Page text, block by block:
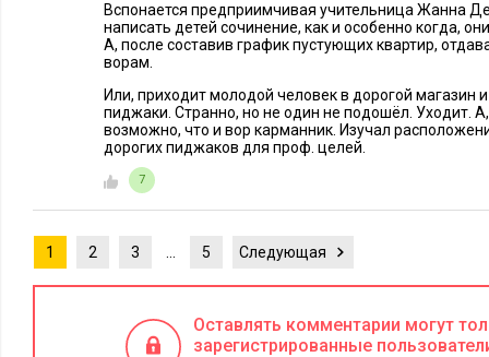
Вспонается предприимчивая учительница Жанна
написать детей сочинение, как и особенно когда,
А, после составив график пустующих квартир,
ворам.
Или, приходит молодой человек в дорогой магазин
пиджаки. Странно, но не один не подошёл. Уходит.
возможно, что и вор карманник. Изучал
дорогих пиджаков для проф. целей.
7
1 2 3 … 5 Следующая
Оставлять комментарии могут
зарегистрированные